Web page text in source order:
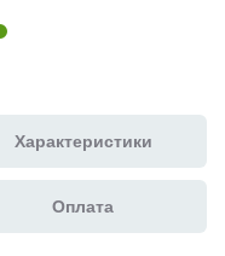
Характеристики
Оплата